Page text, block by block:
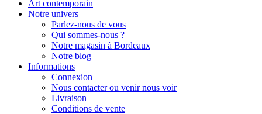
Art contemporain
Notre univers
Parlez-nous de vous
Qui sommes-nous ?
Notre magasin à Bordeaux
Notre blog
Informations
Connexion
Nous contacter ou venir nous voir
Livraison
Conditions de vente